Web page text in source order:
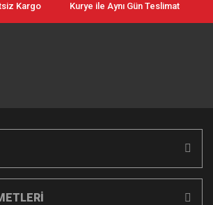
Kargo Kurye ile Aynı Gün Teslimat